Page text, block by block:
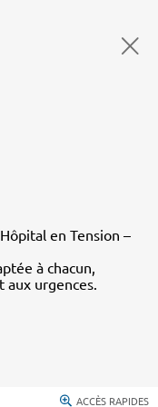
en Tension –
à chacun,
aux urgences.
ACCÈS RAPIDES